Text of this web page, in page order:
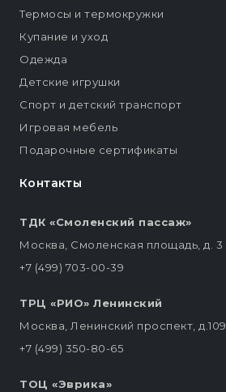
Контакты
ТДК «Смоленский пассаж»
Москва, Смоленская площадь, д. 3
+7 (499) 703-00-39
ТРЦ «РИО» Ленинский
Москва, Ленинский проспект, д.109
+7 (499) 350-80-65
ТОЦ «Эврика»
Термосы и термокружки
Купание и уход
Одежда
Детские игрушки
Спорт и детский транспорт
Игровая мебель
Подарочные сертификаты